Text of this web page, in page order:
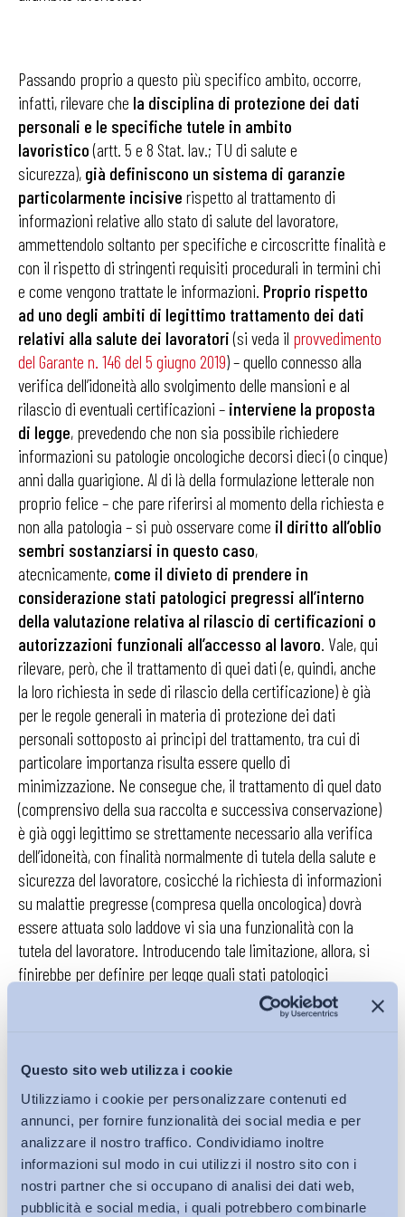
Questo sito web utilizza i cookie
Utilizziamo i cookie per personalizzare contenuti ed
annunci, per fornire funzionalità dei social media e per
analizzare il nostro traffico. Condividiamo inoltre
informazioni sul modo in cui utilizzi il nostro sito con i
nostri partner che si occupano di analisi dei dati web,
pubblicità e social media, i quali potrebbero combinarle
Passando proprio a questo più specifico ambito, occorre,
infatti, rilevare che la disciplina di protezione dei dati
personali e le specifiche tutele in ambito
lavoristico(artt. 5 e 8 Stat. lav.; TU di salute e
sicurezza), già definiscono un sistema di garanzie
particolarmente incisive rispetto al trattamento di
informazioni relative allo stato di salute del lavoratore,
ammettendolo soltanto per specifiche e circoscritte finalità e
con il rispetto di stringenti requisiti procedurali in termini chi
e come vengono trattate le informazioni. Proprio rispetto
ad uno degli ambiti di legittimo trattamento dei dati
relativi alla salute dei lavoratori(si veda il provvedimento
del Garante n. 146 del 5 giugno 2019) – quello connesso alla
verifica dell’idoneità allo svolgimento delle mansioni e al
rilascio di eventuali certificazioni – interviene la proposta
di legge, prevedendo che non sia possibile richiedere
informazioni su patologie oncologiche decorsi dieci (o cinque)
anni dalla guarigione. Al di là della formulazione letterale non
proprio felice – che pare riferirsi al momento della richiesta e
non alla patologia – si può osservare come il diritto all’oblio
sembri sostanziarsi in questo caso,
atecnicamente, come il divieto di prendere in
considerazione stati patologici pregressi all’interno
della valutazione relativa al rilascio di certificazioni o
autorizzazioni funzionali all’accesso al lavoro. Vale, qui
rilevare, però, che il trattamento di quei dati (e, quindi, anche
la loro richiesta in sede di rilascio della certificazione) è già
per le regole generali in materia di protezione dei dati
personali sottoposto ai principi del trattamento, tra cui di
particolare importanza risulta essere quello di
minimizzazione. Ne consegue che, il trattamento di quel dato
(comprensivo della sua raccolta e successiva conservazione)
è già oggi legittimo se strettamente necessario alla verifica
dell’idoneità, con finalità normalmente di tutela della salute e
sicurezza del lavoratore, cosicché la richiesta di informazioni
su malattie pregresse (compresa quella oncologica) dovrà
essere attuata solo laddove vi sia una funzionalità con la
tutela del lavoratore. Introducendo tale limitazione, allora, si
finirebbe per definire per legge quali stati patologici
pregressi rilevano a fini di salute e sicurezza, con una misura
che per la sua generalità non può tener conto della peculiarità
Chi scrive non è un medico, ma – salvo un orientamento in
tale ambito scientifico particolarmente solido rispetto
all’irrilevanza dell’informazione a fini di valutazione
dell’esposizione a rischi – sarebbe forse preferibile attenuare